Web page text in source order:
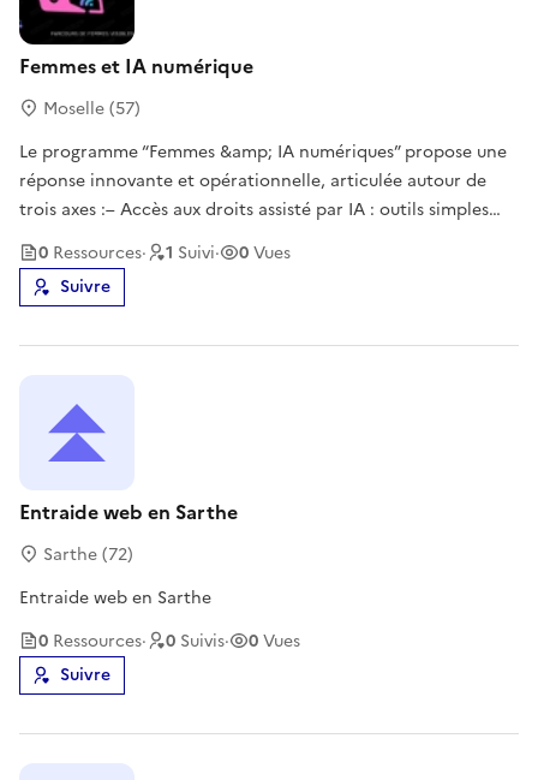
Femmes et IA numérique
Le programme “Femmes &amp; IA numériques” propose une
réponse innovante et opérationnelle, articulée autour de
trois axes :– Accès aux droits assisté par IA : outils simples
permettant de comprendre une démarche, rédiger un
courrier, préparer un entretien administratif ou sécuriser un
parcours. – I
Moselle (57)
0 Ressources· 1 Suivi· 0Vues
Suivre
Entraide web en Sarthe
Entraide web en Sarthe
Sarthe (72)
0 Ressources· 0 Suivis· 0Vues
Suivre